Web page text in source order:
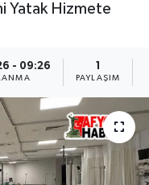
Yatak Hizmete
- 09:26
PAYLAŞIM